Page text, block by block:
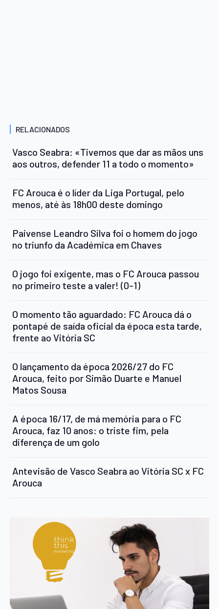
RELACIONADOS
Vasco Seabra: «Tivemos que dar as mãos uns
aos outros, defender 11 a todo o momento»
FC Arouca é o líder da Liga Portugal, pelo
menos, até às 18h00 deste domingo
Paivense Leandro Silva foi o homem do jogo
no triunfo da Académica em Chaves
O jogo foi exigente, mas o FC Arouca passou
no primeiro teste a valer! (0-1)
O momento tão aguardado: FC Arouca dá o
pontapé de saída oficial da época esta tarde,
frente ao Vitória SC
O lançamento da época 2026/27 do FC
Arouca, feito por Simão Duarte e Manuel
Matos Sousa
A época 16/17, de má memória para o FC
Arouca, faz 10 anos: o triste fim, pela
diferença de um golo
Antevisão de Vasco Seabra ao Vitória SC x FC
Arouca